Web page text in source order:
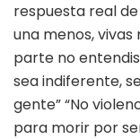
respuesta real de
una menos, vivas
parte no
sea indiferente,
gente” “No
para morir por